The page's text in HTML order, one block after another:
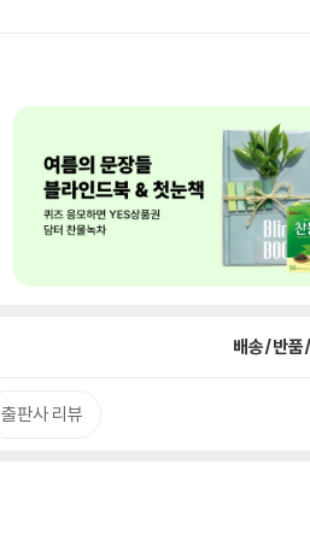
배송/반품
출판사 리뷰